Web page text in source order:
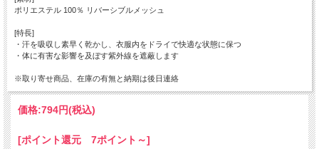
ポリエステル 100％ リバーシブルメッシュ
[特長]
・汗を吸収し素早く乾かし、衣服内をドライで快適な状態に保つ
・体に有害な影響を及ぼす紫外線を遮蔽します
※取り寄せ商品、在庫の有無と納期は後日連絡
価格:794円(税込)
[ポイント還元 7ポイント～]